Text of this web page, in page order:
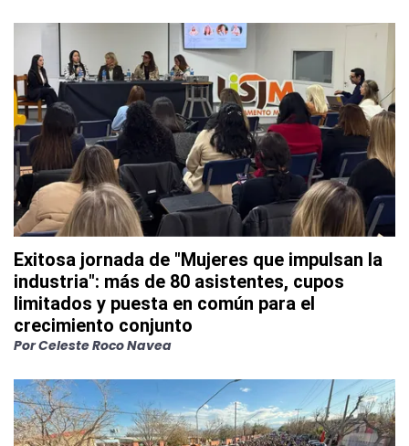
Exitosa jornada de "Mujeres que impulsan la
industria": más de 80 asistentes, cupos
limitados y puesta en común para el
crecimiento conjunto
PorCeleste Roco Navea